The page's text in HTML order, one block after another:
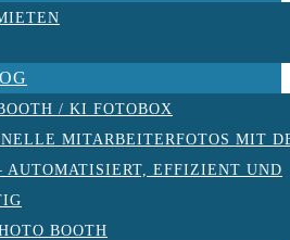
/ KI FOTOBOX
MITARBEITERFOTOS MIT
AUTOMATISIERT, EFFIZIENT UND
BOOTH